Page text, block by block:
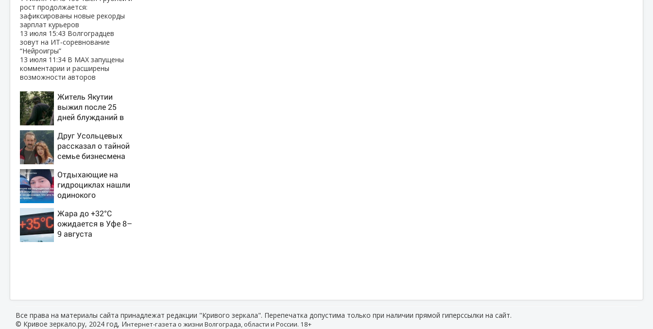
рост продолжается:
зафиксированы новые рекорды
зарплат курьеров
13 июля 15:43 Волгоградцев
зовут на ИТ‑соревнование
“Нейроигры”
13 июля 11:34 В МАХ запущены
комментарии и расширены
возможности авторов
Житель Якутии
выжил после 25
дней блужданий в
Друг Усольцевых
рассказал о тайной
семье бизнесмена
Отдыхающие на
гидроциклах нашли
одинокого
мальчика на лодке:
он рассказал, что
его папа нырнул и
Жара до +32°C
ожидается в Уфе 8–
9 августа
Все права на материалы сайта принадлежат редакции "Кривого зеркала". Перепечатка допустима только при наличии прямой гиперссылки на сайт.
© Кривое зеркало.ру, 2024 год, Интернет-газета о жизни Волгограда, области и России. 18+